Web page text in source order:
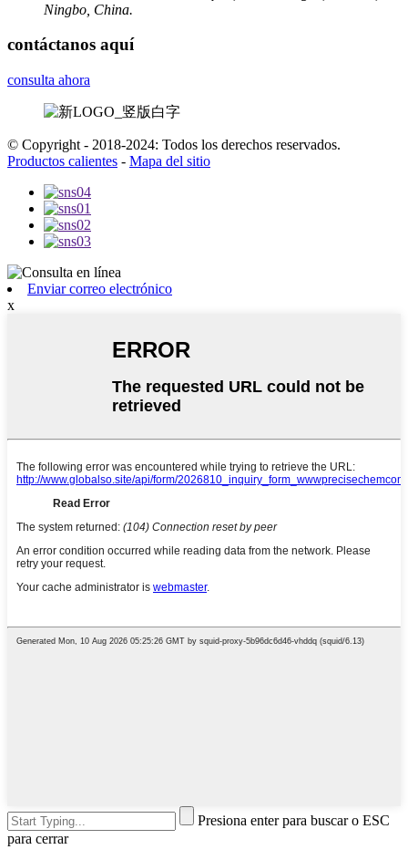
Ningbo, China.
contáctanos aquí
consulta ahora
© Copyright - 2018-2024: Todos los derechos reservados.
Productos calientes - Mapa del sitio
Enviar correo electrónico
x
Presiona enter para buscar o ESC
para cerrar